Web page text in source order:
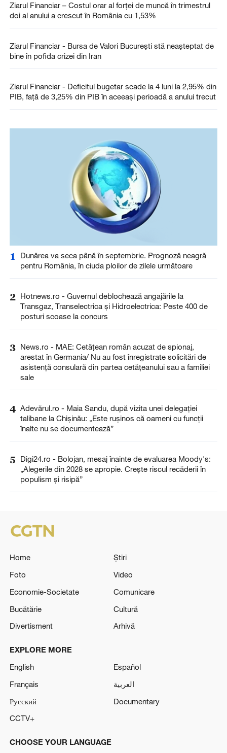
Ziarul Financiar – Costul orar al forţei de muncă în trimestrul
doi al anului a crescut în România cu 1,53%
Ziarul Financiar - Bursa de Valori Bucureşti stă neaşteptat de
bine în pofida crizei din Iran
Ziarul Financiar - Deficitul bugetar scade la 4 luni la 2,95% din
PIB, faţă de 3,25% din PIB în aceeaşi perioadă a anului trecut
1
Dunărea va seca până în septembrie. Prognoză neagră
pentru România, în ciuda ploilor de zilele următoare
2 Hotnews.ro - Guvernul deblochează angajările la
Transgaz, Transelectrica și Hidroelectrica: Peste 400 de
posturi scoase la concurs
3 News.ro - MAE: Cetăţean român acuzat de spionaj,
arestat în Germania/ Nu au fost înregistrate solicitări de
asistenţă consulară din partea cetăţeanului sau a familiei
sale
4 Adevărul.ro - Maia Sandu, după vizita unei delegației
talibane la Chișinău: „Este rușinos că oameni cu funcții
înalte nu se documentează”
5
Digi24.ro - Bolojan, mesaj înainte de evaluarea Moody's:
„Alegerile din 2028 se apropie. Crește riscul recăderii în
populism și risipă”
Home
Știri
Foto
Video
Economie-Societate
Comunicare
Bucătărie
Cultură
Divertisment
Arhivă
EXPLORE MORE
English
Español
Français
العربية
Русский
Documentary
CCTV+
CHOOSE YOUR LANGUAGE